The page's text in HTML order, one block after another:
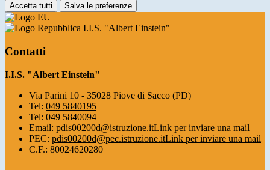
Accetta tutti Salva le preferenze
I.I.S. "Albert Einstein"
Contatti
I.I.S. "Albert Einstein"
Via Parini 10 - 35028 Piove di Sacco (PD)
Tel: 049 5840195
Tel: 049 5840094
Email: pdis00200d@istruzione.itLink per inviare una mail
PEC: pdis00200d@pec.istruzione.itLink per inviare una mail
C.F.: 80024620280